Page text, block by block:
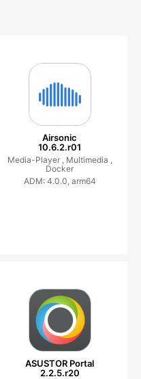
Airsonic
10.6.2.r01
Media-Player , Multimedia ,
Docker
ADM: 4.0.0, arm64
ASUSTOR Portal
2.2.5.r20